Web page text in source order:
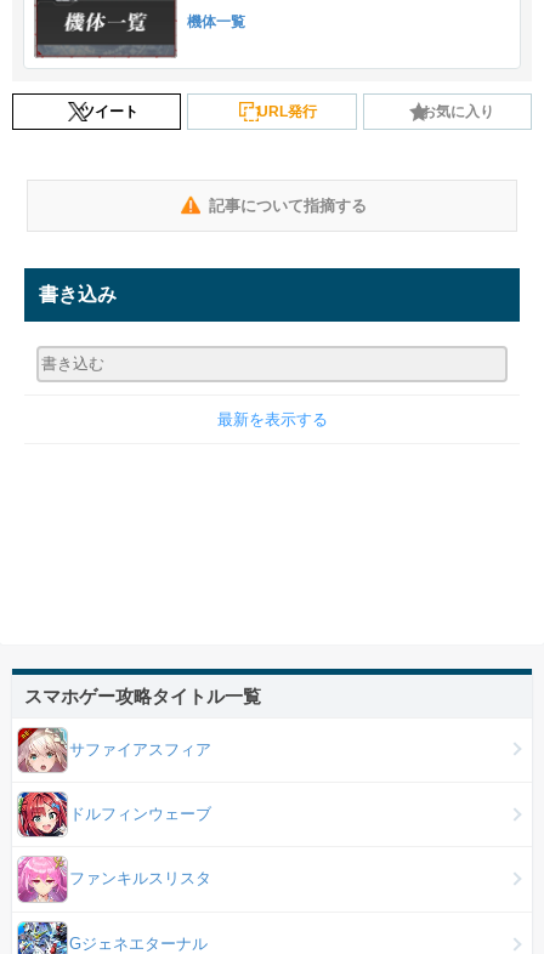
機体一覧
ツイート URL発行 お気に入り
記事について指摘する
書き込み
最新を表示する
スマホゲー攻略タイトル一覧
サファイアスフィア
ドルフィンウェーブ
ファンキルスリスタ
Gジェネエターナル